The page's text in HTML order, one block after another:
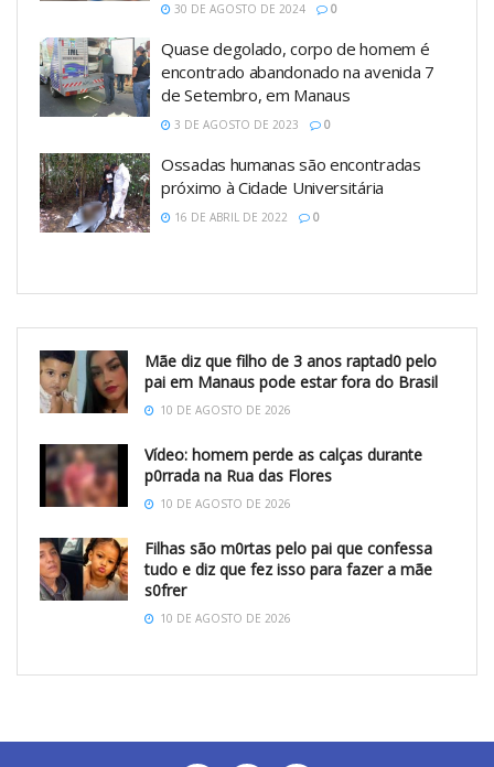
30 DE AGOSTO DE 2024 0
Quase degolado, corpo de homem é
encontrado abandonado na avenida 7
de Setembro, em Manaus
3 DE AGOSTO DE 2023 0
Ossadas humanas são encontradas
próximo à Cidade Universitária
16 DE ABRIL DE 2022 0
Mãe diz que filho de 3 anos raptad0 pelo
pai em Manaus pode estar fora do Brasil
10 DE AGOSTO DE 2026
Vídeo: homem perde as calças durante
p0rrada na Rua das Flores
10 DE AGOSTO DE 2026
Filhas são m0rtas pelo pai que confessa
tudo e diz que fez isso para fazer a mãe
s0frer
10 DE AGOSTO DE 2026